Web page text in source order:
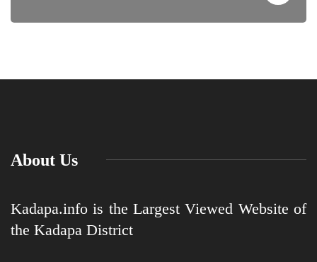
About Us
Kadapa.info is the Largest Viewed Website of
the Kadapa District